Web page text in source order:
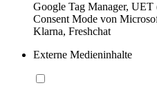
Google Tag Manager,
Consent Mode von
Klarna, Freshchat
Externe Medieninhalte